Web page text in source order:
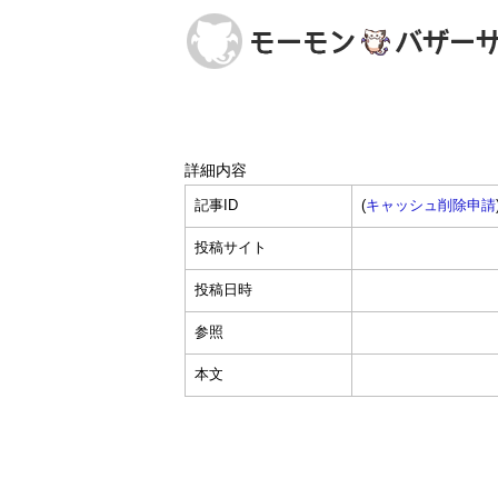
詳細内容
記事ID (キャッシュ削除申請
投稿サイト
投稿日時
参照
本文